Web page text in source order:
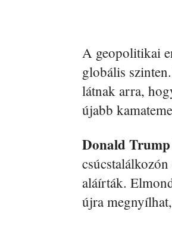
A geopolitikai
globális
látnak arra,
újabb
Donald Trump
aláírták.
újra